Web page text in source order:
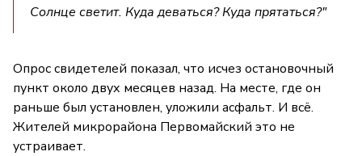
Солнце светит. Куда деваться? Куда прятаться?"
Опрос свидетелей показал, что исчез остановочный
пункт около двух месяцев назад. На месте, где он
раньше был установлен, уложили асфальт. И всё.
Жителей микрорайона Первомайский это не
устраивает.